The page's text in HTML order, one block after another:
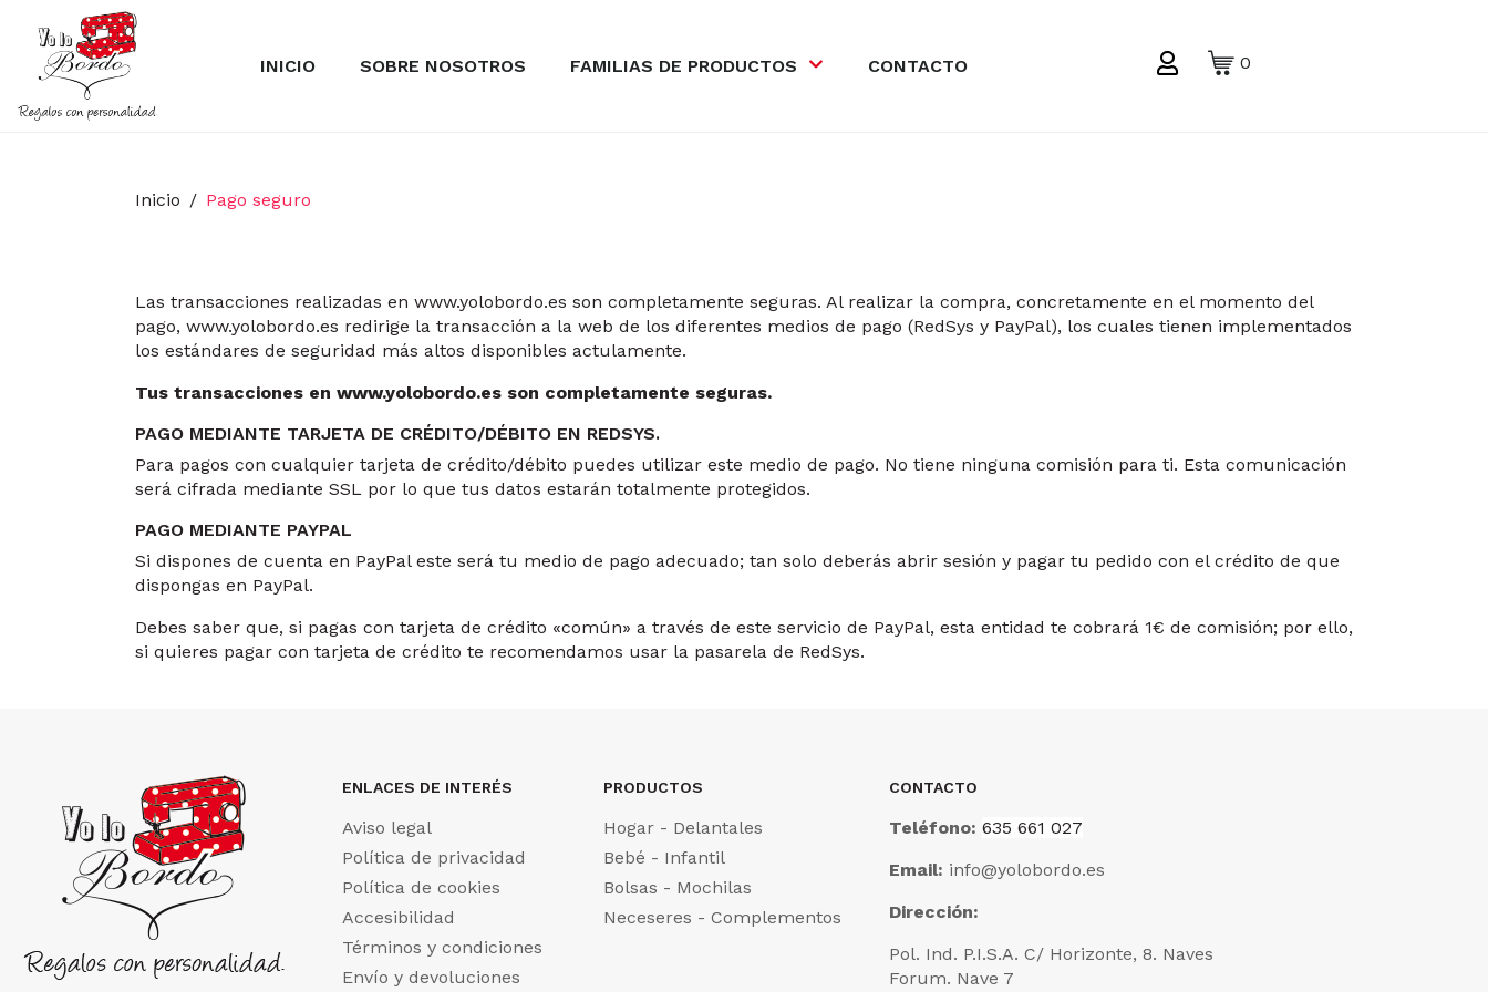
INICIO SOBRE NOSOTROS FAMILIAS DE PRODUCTOS CONTACTO 0
Inicio Pago seguro
Las transacciones realizadas en www.yolobordo.es son completamente seguras. Al realizar la compra, concretamente en el momento del
pago, www.yolobordo.es redirige la transacción a la web de los diferentes medios de pago (RedSys y PayPal), los cuales tienen implementados
los estándares de seguridad más altos disponibles actulamente.
Tus transacciones en www.yolobordo.es son completamente seguras.
PAGO MEDIANTE TARJETA DE CRÉDITO/DÉBITO EN REDSYS.
Para pagos con cualquier tarjeta de crédito/débito puedes utilizar este medio de pago. No tiene ninguna comisión para ti. Esta comunicación
será cifrada mediante SSL por lo que tus datos estarán totalmente protegidos.
PAGO MEDIANTE PAYPAL
Si dispones de cuenta en PayPal este será tu medio de pago adecuado; tan solo deberás abrir sesión y pagar tu pedido con el crédito de que
dispongas en PayPal.
Debes saber que, si pagas con tarjeta de crédito «común» a través de este servicio de PayPal, esta entidad te cobrará 1€ de comisión; por ello,
si quieres pagar con tarjeta de crédito te recomendamos usar la pasarela de RedSys.
ENLACES DE INTERÉS
Aviso legal
Política de privacidad
Política de cookies
Accesibilidad
Términos y condiciones
Envío y devoluciones
PRODUCTOS
Hogar - Delantales
Bebé - Infantil
Bolsas - Mochilas
Neceseres - Complementos
CONTACTO
Teléfono: 635 661 027
Email: info@yolobordo.es
Dirección:
Pol. Ind. P.I.S.A. C/ Horizonte, 8. Naves
Forum. Nave 7